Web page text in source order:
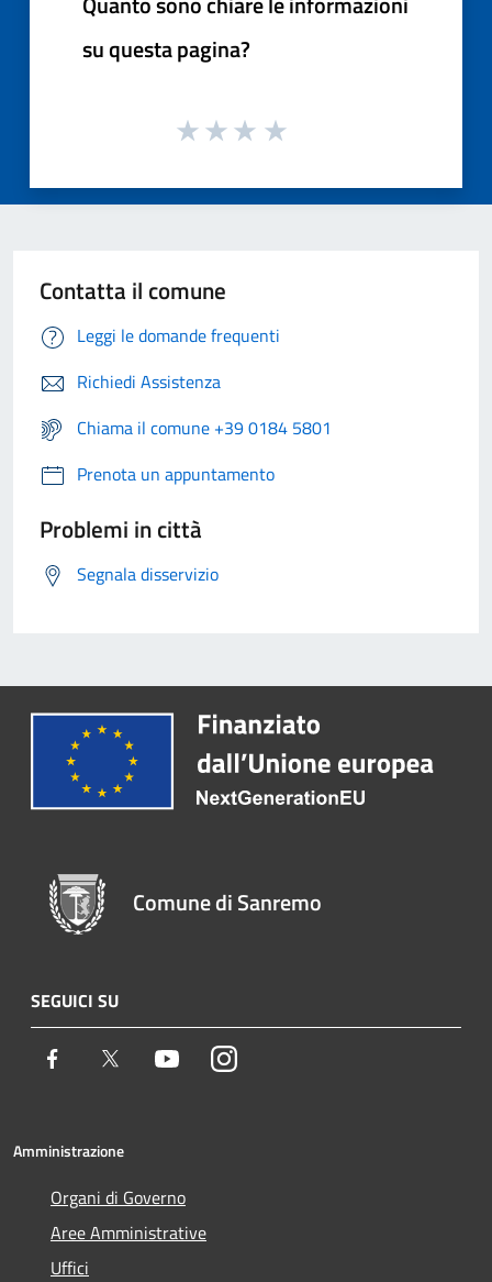
su questa pagina?
Contatta il comune
Leggi le domande frequenti
Richiedi Assistenza
Chiama il comune +39 0184 5801
Prenota un appuntamento
Problemi in città
Segnala disservizio
Comune di Sanremo
SEGUICI SU
Facebook Twitter YoutubeInstagram
Amministrazione
Organi di Governo
Aree Amministrative
Uffici